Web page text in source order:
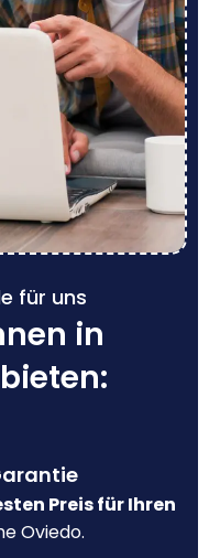
für uns
in
Preis für Ihren
Oviedo.